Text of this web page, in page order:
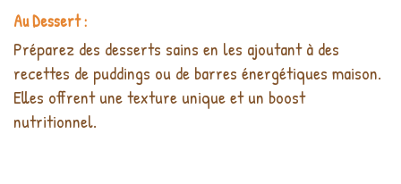
Au Dessert :
Préparez des desserts sains en les ajoutant à des
recettes de puddings ou de barres énergétiques maison.
Elles offrent une texture unique et un boost
nutritionnel.